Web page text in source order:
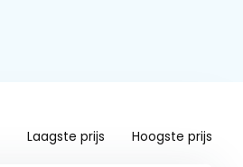
Laagste prijs Hoogste prijs